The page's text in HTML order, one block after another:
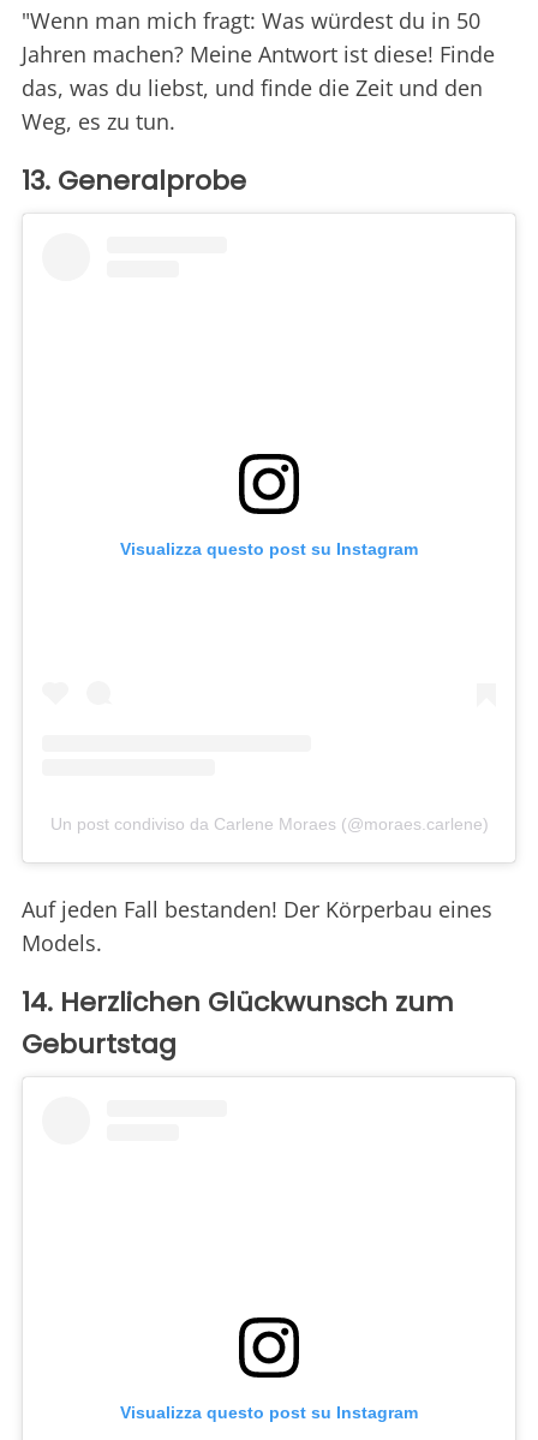
"Wenn man mich fragt: Was würdest du in 50
Jahren machen? Meine Antwort ist diese! Finde
das, was du liebst, und finde die Zeit und den
Weg, es zu tun.
13. Generalprobe
Visualizza questo post su Instagram
Un post condiviso da Carlene Moraes (@moraes.carlene)
Auf jeden Fall bestanden! Der Körperbau eines
Models.
14. Herzlichen Glückwunsch zum
Geburtstag
Visualizza questo post su Instagram